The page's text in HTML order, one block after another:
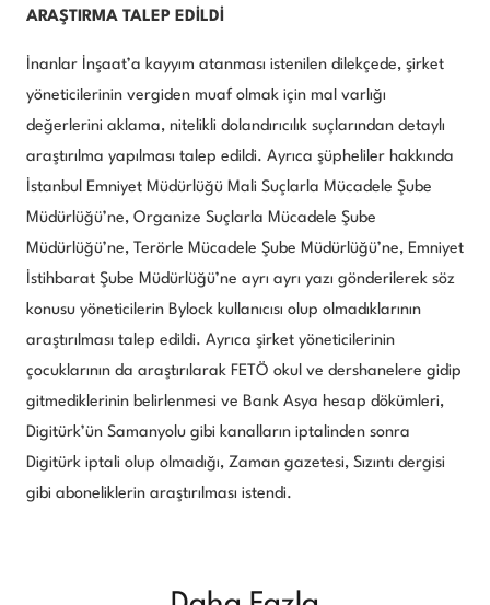
ARAŞTIRMA TALEP EDİLDİ
İnanlar İnşaat’a kayyım atanması istenilen dilekçede, şirket
yöneticilerinin vergiden muaf olmak için mal varlığı
değerlerini aklama, nitelikli dolandırıcılık suçlarından detaylı
araştırılma yapılması talep edildi. Ayrıca şüpheliler hakkında
İstanbul Emniyet Müdürlüğü Mali Suçlarla Mücadele Şube
Müdürlüğü’ne, Organize Suçlarla Mücadele Şube
Müdürlüğü’ne, Terörle Mücadele Şube Müdürlüğü’ne, Emniyet
İstihbarat Şube Müdürlüğü’ne ayrı ayrı yazı gönderilerek söz
konusu yöneticilerin Bylock kullanıcısı olup olmadıklarının
araştırılması talep edildi. Ayrıca şirket yöneticilerinin
çocuklarının da araştırılarak FETÖ okul ve dershanelere gidip
gitmediklerinin belirlenmesi ve Bank Asya hesap dökümleri,
Digitürk’ün Samanyolu gibi kanalların iptalinden sonra
Digitürk iptali olup olmadığı, Zaman gazetesi, Sızıntı dergisi
gibi aboneliklerin araştırılması istendi.